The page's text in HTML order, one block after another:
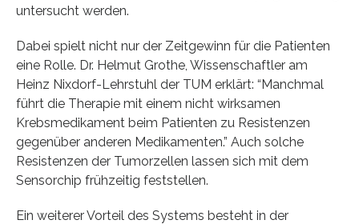
untersucht werden.
Dabei spielt nicht nur der Zeitgewinn für die Patienten
eine Rolle. Dr. Helmut Grothe, Wissenschaftler am
Heinz Nixdorf-Lehrstuhl der TUM erklärt: “Manchmal
führt die Therapie mit einem nicht wirksamen
Krebsmedikament beim Patienten zu Resistenzen
gegenüber anderen Medikamenten.” Auch solche
Resistenzen der Tumorzellen lassen sich mit dem
Sensorchip frühzeitig feststellen.
Ein weiterer Vorteil des Systems besteht in der